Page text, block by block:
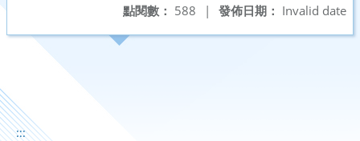
發佈日期： Invalid date
點閱數： 588 |
:::